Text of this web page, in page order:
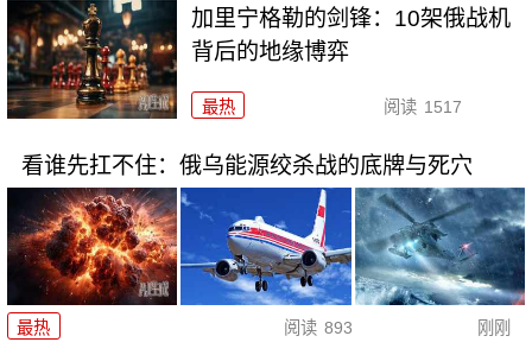
加里宁格勒的剑锋：10架俄战机
背后的地缘博弈
最热 阅读 1517
看谁先扛不住：俄乌能源绞杀战的底牌与死穴
最热 阅读 893 刚刚